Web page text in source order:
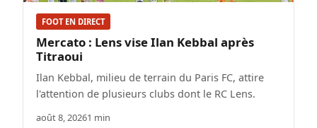
FOOT EN DIRECT
Mercato : Lens vise Ilan Kebbal après
Titraoui
Ilan Kebbal, milieu de terrain du Paris FC, attire
l'attention de plusieurs clubs dont le RC Lens.
août 8, 20261 min